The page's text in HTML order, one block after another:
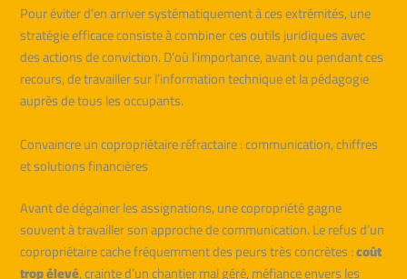
Pour éviter d’en arriver systématiquement à ces extrémités, une
stratégie efficace consiste à combiner ces outils juridiques avec
des actions de conviction. D’où l’importance, avant ou pendant ces
recours, de travailler sur l’information technique et la pédagogie
auprès de tous les occupants.
Convaincre un copropriétaire réfractaire : communication, chiffres
et solutions financières
Avant de dégainer les assignations, une copropriété gagne
souvent à travailler son approche de communication. Le refus d’un
copropriétaire cache fréquemment des peurs très concrètes :coût
trop élevé, crainte d’un chantier mal géré, méfiance envers les